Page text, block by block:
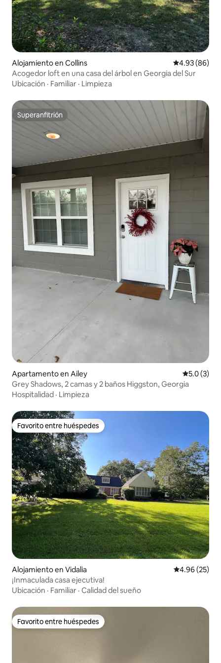
Alojamiento en Collins Calificación
4.93 (86)
Acogedor loft en una casa del árbol en Georgia del Sur
Ubicación · Familiar · Limpieza
Superanfitrión
Superanfitrión
Apartamento en Ailey
5.0 (3)
Grey Shadows, 2 camas y 2 baños Higgston, Georgia
Hospitalidad · Limpieza
Favorito entre huéspedes
Favorito entre huéspedes
Alojamiento en Vidalia Calificación
4.96 (25)
¡Inmaculada casa ejecutiva!
Ubicación · Familiar · Calidad del sueño
Favorito entre huéspedes
Favorito entre huéspedes